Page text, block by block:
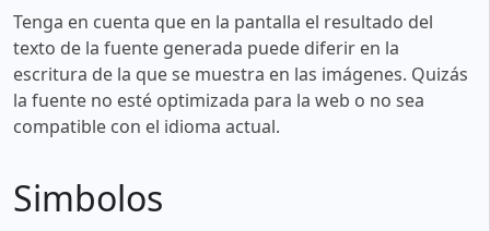
Tenga en cuenta que en la pantalla el resultado del
texto de la fuente generada puede diferir en la
escritura de la que se muestra en las imágenes. Quizás
la fuente no esté optimizada para la web o no sea
compatible con el idioma actual.
Simbolos